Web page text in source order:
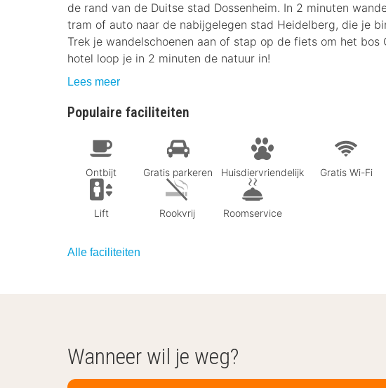
de rand van de Duitse stad Dossenheim. In 2 minuten
tram of auto naar de nabijgelegen stad Heidelberg, die je
Trek je wandelschoenen aan of stap op de fiets om het bos
hotel loop je in 2 minuten de natuur in!
Lees meer
Populaire faciliteiten
Ontbijt Gratis parkeren Huisdiervriendelijk Gratis Wi-Fi
Lift Rookvrij Roomservice
Alle faciliteiten
Wanneer wil je weg?